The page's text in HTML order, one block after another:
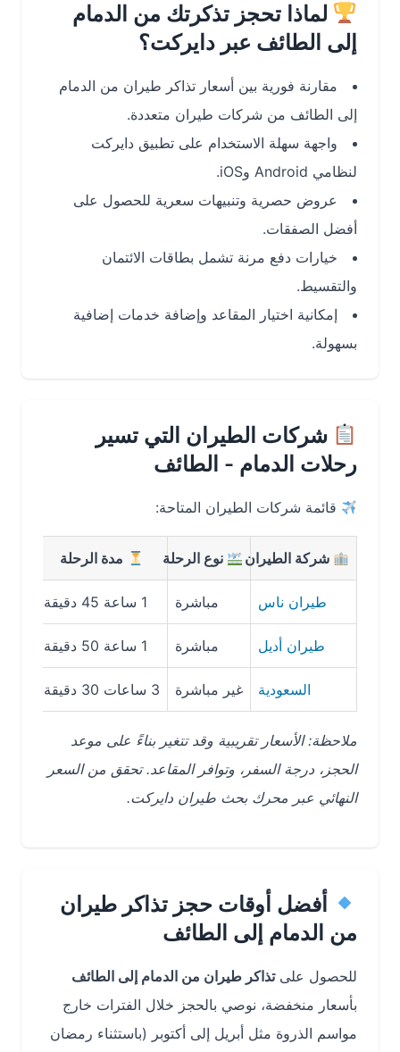
لماذا تحجز تذكرتك من الدمام
إلى الطائف عبر دايركت؟
مقارنة فورية بين أسعار تذاكر طيران من الدمام
إلى الطائف من شركات طيران متعددة.
واجهة سهلة الاستخدام على تطبيق دايركت
لنظامي Android وiOS.
عروض حصرية وتنبيهات سعرية للحصول على
أفضل الصفقات.
خيارات دفع مرنة تشمل بطاقات الائتمان
والتقسيط.
إمكانية اختيار المقاعد وإضافة خدمات إضافية
بسهولة.
شركات الطيران التي تسير
رحلات الدمام - الطائف
قائمة شركات الطيران المتاحة:
شركة الطيران نوع الرحلة مدة الرحلة
طيران ناس مباشرة 1 ساعة 45 دقيقة
طيران أديل مباشرة 1 ساعة 50 دقيقة
السعودية غير مباشرة 3 ساعات 30 دقيقة
ملاحظة: الأسعار تقريبية وقد تتغير بناءً على موعد
الحجز، درجة السفر، وتوافر المقاعد. تحقق من السعر
النهائي عبر محرك بحث طيران دايركت.
أفضل أوقات حجز تذاكر طيران
من الدمام إلى الطائف
للحصول علىتذاكر طيران من الدمام إلى الطائف
بأسعار منخفضة، نوصي بالحجز خلال الفترات خارج
مواسم الذروة مثل أبريل إلى أكتوبر (باستثناء رمضان